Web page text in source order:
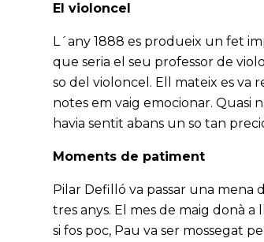
El violoncel
L´any 1888 es produeix un fet
que seria el seu professor de
so del violoncel. Ell mateix es va
notes em vaig emocionar. Quasi
havia sentit abans un so tan
Moments de patiment
Pilar Defilló va passar una mena
tres anys. El mes de maig donà
si fos poc, Pau va ser mossegat